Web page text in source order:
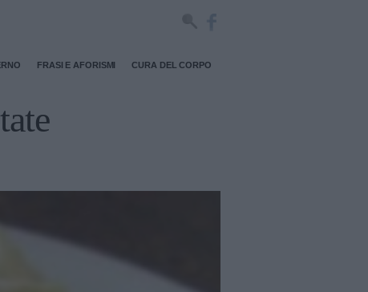
FRASI E AFORISMI CURA DEL CORPO